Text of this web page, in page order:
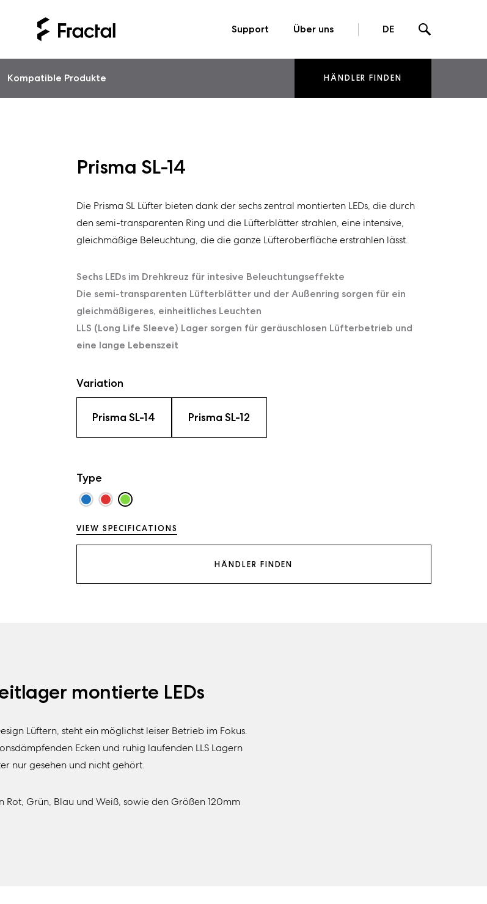
Support Über uns DE
Kompatible Produkte HÄNDLER FINDEN
Prisma SL-14
Die Prisma SL Lüfter bieten dank der sechs zentral montierten LEDs, die durch
den semi-transparenten Ring und die Lüfterblätter strahlen, eine intensive,
gleichmäßige Beleuchtung, die die ganze Lüfteroberfläche erstrahlen lässt.
Sechs LEDs im Drehkreuz für intesive Beleuchtungseffekte
Die semi-transparenten Lüfterblätter und der Außenring sorgen für ein
gleichmäßigeres, einheitliches Leuchten
LLS (Long Life Sleeve) Lager sorgen für geräuschlosen Lüfterbetrieb und
eine lange Lebenszeit
Variation
Prisma SL-14 Prisma SL-12
Type
VIEW SPECIFICATIONS
HÄNDLER FINDEN
montierte LEDs
Lüftern, steht ein möglichst leiser Betrieb im Fokus.
Ecken und ruhig laufenden LLS Lagern
nur gesehen und nicht gehört.
Rot, Grün, Blau und Weiß, sowie den Größen 120mm